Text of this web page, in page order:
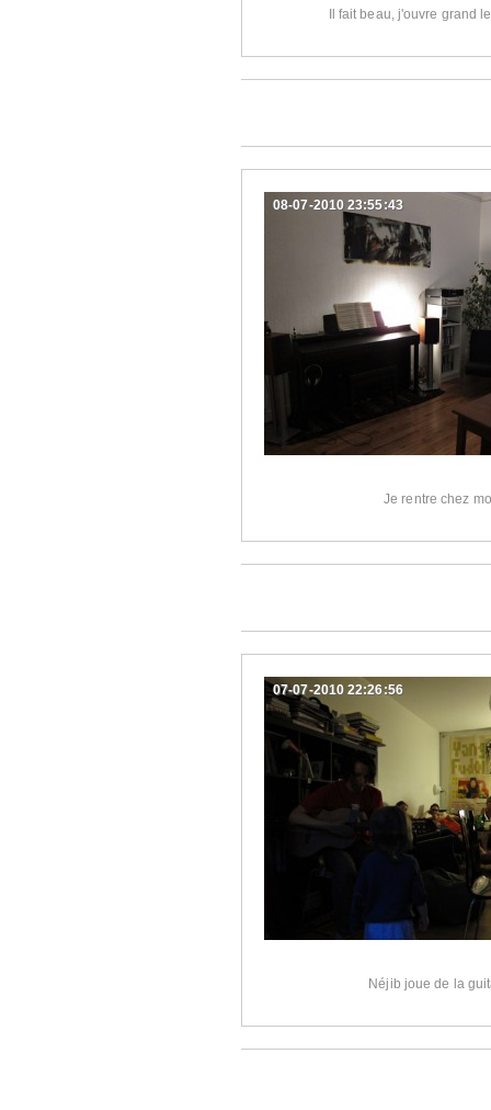
Il fait beau, j'ouvre grand
Je rentre chez
08-07-2010 23:55:43
Néjib joue de la
07-07-2010 22:26:56